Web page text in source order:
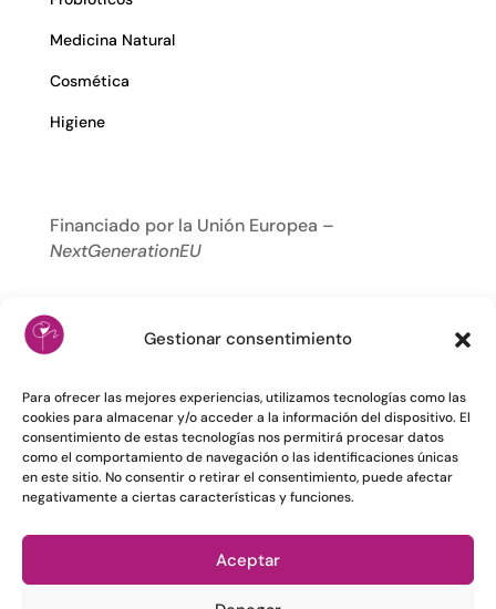
Gestionar consentimiento
Para ofrecer las mejores experiencias, utilizamos tecnologías como las
cookies para almacenar y/o acceder a la información del dispositivo. El
consentimiento de estas tecnologías nos permitirá procesar datos
como el comportamiento de navegación o las identificaciones únicas
en este sitio. No consentir o retirar el consentimiento, puede afectar
negativamente a ciertas características y funciones.
Aceptar
Medicina Natural
Cosmética
Higiene
Financiado por la Unión Europea –
NextGenerationEU